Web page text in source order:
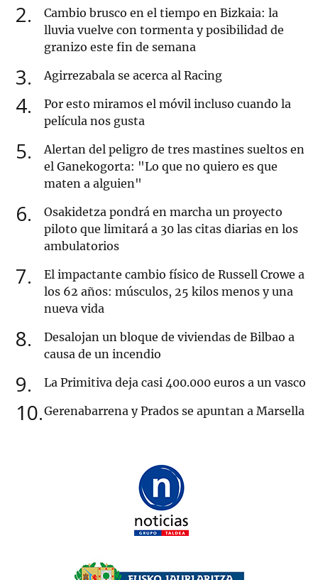
2
Cambio brusco en el tiempo en Bizkaia: la
lluvia vuelve con tormenta y posibilidad de
granizo este fin de semana
3 Agirrezabala se acerca al Racing
4
Por esto miramos el móvil incluso cuando la
película nos gusta
5
Alertan del peligro de tres mastines sueltos en
el Ganekogorta: "Lo que no quiero es que
maten a alguien"
6
Osakidetza pondrá en marcha un proyecto
piloto que limitará a 30 las citas diarias en los
ambulatorios
7
El impactante cambio físico de Russell Crowe a
los 62 años: músculos, 25 kilos menos y una
nueva vida
8
Desalojan un bloque de viviendas de Bilbao a
causa de un incendio
9 La Primitiva deja casi 400.000 euros a un vasco
10 Gerenabarrena y Prados se apuntan a Marsella